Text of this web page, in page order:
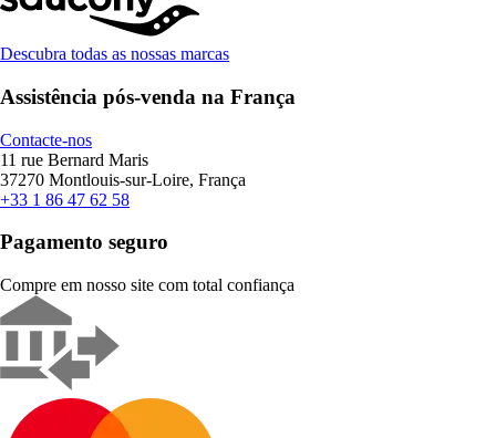
Descubra todas as nossas marcas
Assistência pós-venda na França
Contacte-nos
11 rue Bernard Maris
37270 Montlouis-sur-Loire, França
+33 1 86 47 62 58
Pagamento seguro
Compre em nosso site com total confiança